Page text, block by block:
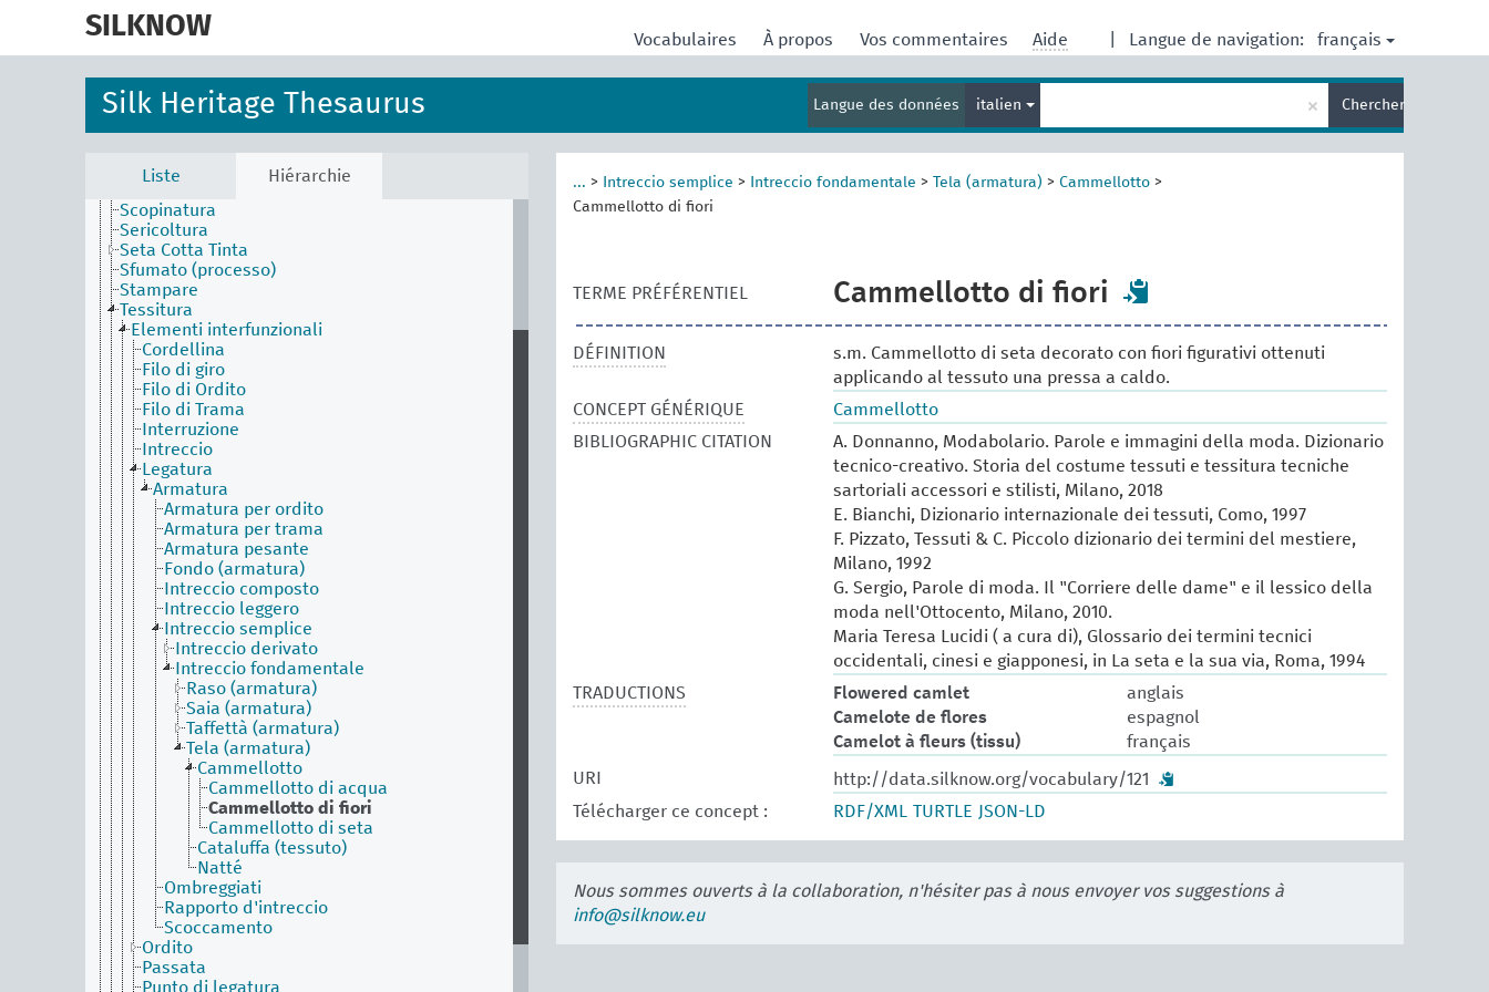
SILKNOW Langue de navigation: français
Vocabulaires À propos Vos commentaires Aide
Silk Heritage Thesaurus Langue des données italien
terme
de
recherche
× Chercher
Liste Hiérarchie
Activities Facet (en)
Alzata
Filatura
Filatura (processo)
Piñuela
Procedimento e produzione del tessuto
Ricamare
Scopinatura
Sericoltura
Seta Cotta Tinta
Sfumato (processo)
Stampare
Tessitura
Elementi interfunzionali
Cordellina
Filo di giro
Filo di Ordito
Filo di Trama
Interruzione
Intreccio
Legatura
Armatura
Armatura per ordito
Armatura per trama
Armatura pesante
Fondo (armatura)
Intreccio composto
Intreccio leggero
Intreccio semplice
Intreccio derivato
Intreccio fondamentale
Raso (armatura)
Saia (armatura)
Taffettà (armatura)
Tela (armatura)
Cammellotto
Cammellotto di acqua
Cammellotto di fiori
Cammellotto di seta
Cataluffa (tessuto)
Natté
Ombreggiati
Rapporto d'intreccio
Scoccamento
Ordito
Passata
Punto di legatura
... > Intreccio semplice > Intreccio fondamentale > Tela (armatura) > Cammellotto >
Cammellotto di fiori
TERME PRÉFÉRENTIEL Cammellotto di fiori
DÉFINITION
s.m. Cammellotto di seta decorato con fiori figurativi ottenuti
applicando al tessuto una pressa a caldo.
CONCEPT GÉNÉRIQUE
Cammellotto
BIBLIOGRAPHIC CITATION
A. Donnanno, Modabolario. Parole e immagini della moda. Dizionario
tecnico-creativo. Storia del costume tessuti e tessitura tecniche
sartoriali accessori e stilisti, Milano, 2018
E. Bianchi, Dizionario internazionale dei tessuti, Como, 1997
F. Pizzato, Tessuti & C. Piccolo dizionario dei termini del mestiere,
Milano, 1992
G. Sergio, Parole di moda. Il "Corriere delle dame" e il lessico della
moda nell'Ottocento, Milano, 2010.
Maria Teresa Lucidi ( a cura di), Glossario dei termini tecnici
occidentali, cinesi e giapponesi, in La seta e la sua via, Roma, 1994
TRADUCTIONS
Flowered camlet
anglais
Camelote de flores
espagnol
Camelot à fleurs (tissu)
français
URI
http://data.silknow.org/vocabulary/121
Télécharger ce concept :
RDF/XML TURTLE JSON-LD
Nous sommes ouverts à la collaboration, n'hésiter pas à nous envoyer vos suggestions à
info@silknow.eu